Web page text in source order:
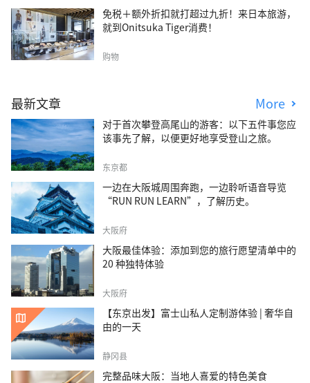
免税＋额外折扣就打超过九折！来日本旅游，
就到Onitsuka Tiger消费！
购物
最新文章 More
对于首次攀登高尾山的游客：以下五件事您应
该事先了解，以便更好地享受登山之旅。
东京都
一边在大阪城周围奔跑，一边聆听语音导览
“RUN RUN LEARN”，了解历史。
大阪府
大阪最佳体验：添加到您的旅行愿望清单中的
20 种独特体验
大阪府
【东京出发】富士山私人定制游体验 | 奢华自
由的一天
静冈县
完整品味大阪：当地人喜爱的特色美食